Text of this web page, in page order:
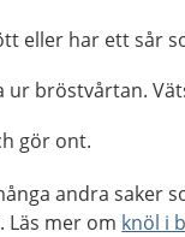
eller har ett sår
ur bröstvårtan.
gör ont.
andra saker
Läs mer om knöl i